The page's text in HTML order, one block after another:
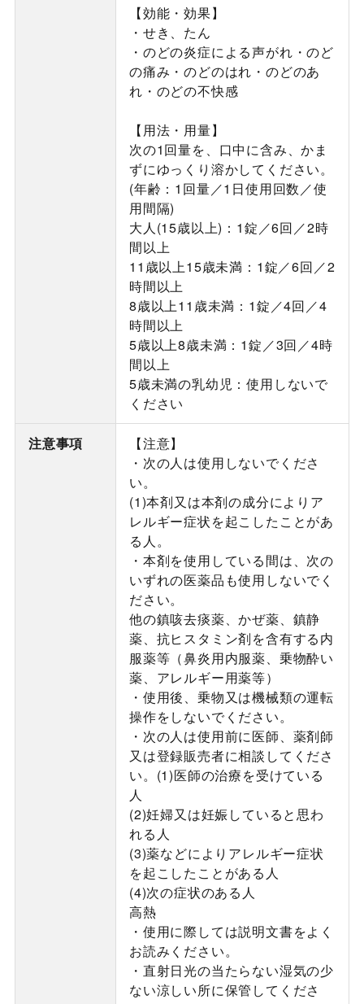
【効能・効果】
・せき、たん
・のどの炎症による声がれ・のど
の痛み・のどのはれ・のどのあ
れ・のどの不快感
【用法・用量】
次の1回量を、口中に含み、かま
ずにゆっくり溶かしてください。
(年齢：1回量／1日使用回数／使
用間隔)
大人(15歳以上)：1錠／6回／2時
間以上
11歳以上15歳未満：1錠／6回／2
時間以上
8歳以上11歳未満：1錠／4回／4
時間以上
5歳以上8歳未満：1錠／3回／4時
間以上
5歳未満の乳幼児：使用しないで
ください
注意事項
【注意】
・次の人は使用しないでくださ
い。
(1)本剤又は本剤の成分によりア
レルギー症状を起こしたことがあ
る人。
・本剤を使用している間は、次の
いずれの医薬品も使用しないでく
ださい。
他の鎮咳去痰薬、かぜ薬、鎮静
薬、抗ヒスタミン剤を含有する内
服薬等（鼻炎用内服薬、乗物酔い
薬、アレルギー用薬等）
・使用後、乗物又は機械類の運転
操作をしないでください。
・次の人は使用前に医師、薬剤師
又は登録販売者に相談してくださ
い。(1)医師の治療を受けている
人
(2)妊婦又は妊娠していると思わ
れる人
(3)薬などによりアレルギー症状
を起こしたことがある人
(4)次の症状のある人
高熱
・使用に際しては説明文書をよく
お読みください。
・直射日光の当たらない湿気の少
ない涼しい所に保管してくださ